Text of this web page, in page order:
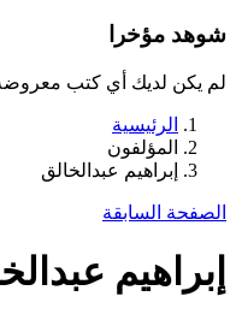
شوهد مؤخرا
لم يكن لديك أي كتب
الرئيسية
المؤلفون
إبراهيم عبدالخالق
الصفحة السابقة
إبراهيم